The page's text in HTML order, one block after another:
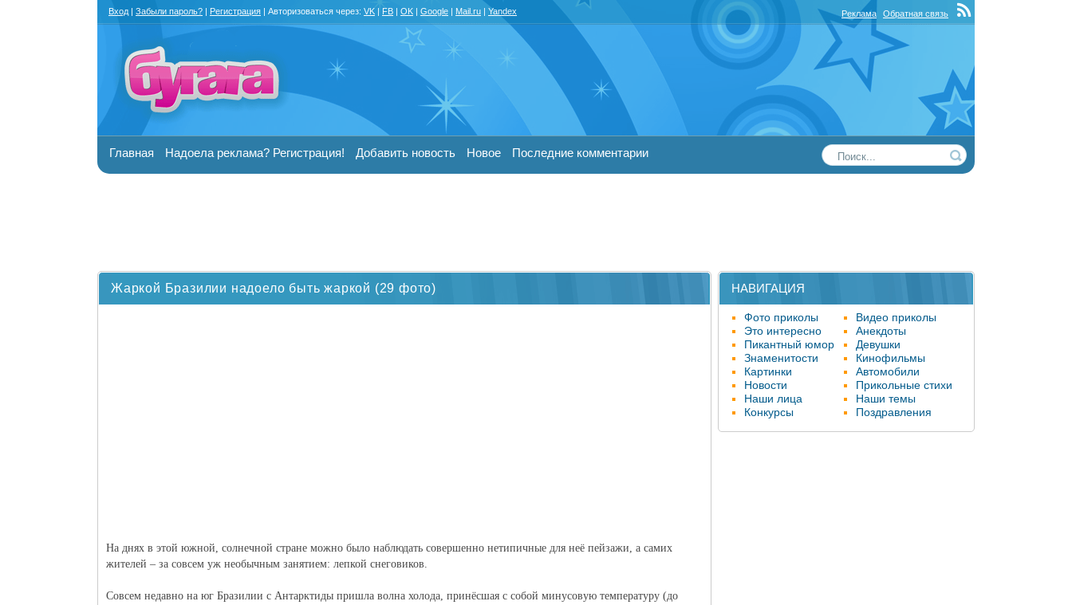
Жаркой Бразилии надоело быть жаркой (29 фото)
На днях в этой южной, солнечной стране можно было наблюдать совершенно нетипичные для неё пейзажи, а самих
жителей – за совсем уж необычным занятием: лепкой снеговиков.
Совсем недавно на юг Бразилии с Антарктиды пришла волна холода, принёсшая с собой минусовую температуру (до
НАВИГАЦИЯ
Фото приколы
Видео приколы
Это интересно
Анекдоты
Пикантный юмор
Девушки
Знаменитости
Кинофильмы
Картинки
Автомобили
Новости
Прикольные стихи
Наши лица
Наши темы
Конкурсы
Поздравления
Вход | Забыли пароль? | Регистрация | Авторизоваться через: VK | FB | OK | Google | Mail.ru | Yandex Реклама Обратная связь
Главная Надоела реклама? Регистрация! Добавить новость Новое Последние комментарии